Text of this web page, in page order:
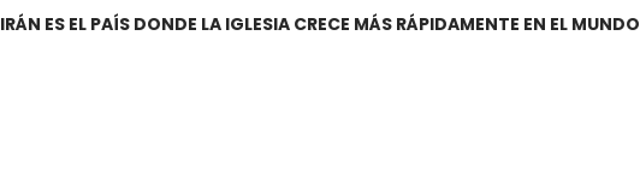
IRÁN ES EL PAÍS DONDE LA IGLESIA CRECE MÁS RÁPIDAMENTE EN EL MUNDO